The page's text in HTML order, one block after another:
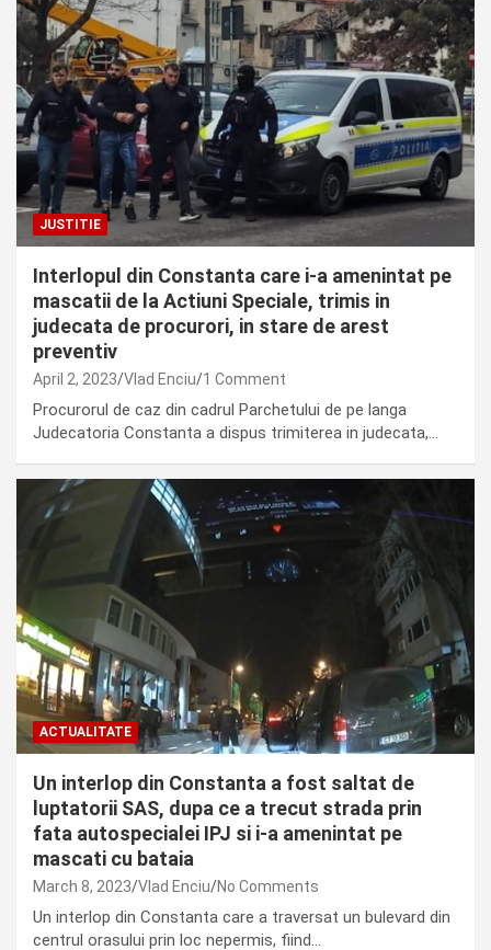
JUSTITIE
Interlopul din Constanta care i-a amenintat pe
mascatii de la Actiuni Speciale, trimis in
judecata de procurori, in stare de arest
preventiv
April 2, 2023 Vlad Enciu 1 Comment
Procurorul de caz din cadrul Parchetului de pe langa
Judecatoria Constanta a dispus trimiterea in judecata,…
ACTUALITATE
Un interlop din Constanta a fost saltat de
luptatorii SAS, dupa ce a trecut strada prin
fata autospecialei IPJ si i-a amenintat pe
mascati cu bataia
March 8, 2023 Vlad Enciu No Comments
Un interlop din Constanta care a traversat un bulevard din
centrul orasului prin loc nepermis, fiind…